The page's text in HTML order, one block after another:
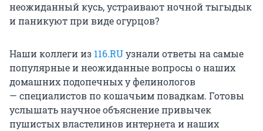
неожиданный кусь, устраивают ночной тыгыдык
и паникуют при виде огурцов?
Наши коллеги из 116.RUузнали ответы на самые
популярные и неожиданные вопросы о наших
домашних подопечных у фелинологов
— специалистов по кошачьим повадкам. Готовы
услышать научное объяснение привычек
пушистых властелинов интернета и наших